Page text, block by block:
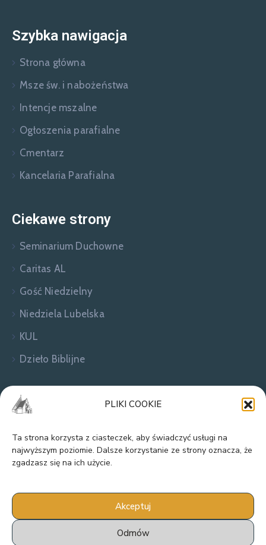
PLIKI COOKIE
Ta strona korzysta z ciasteczek, aby świadczyć usługi na
najwyższym poziomie. Dalsze korzystanie ze strony oznacza, że
zgadzasz się na ich użycie.
Akceptuj
Odmów
Szybka nawigacja
Strona główna
Msze św. i nabożeństwa
Intencje mszalne
Ogłoszenia parafialne
Cmentarz
Kancelaria Parafialna
Ciekawe strony
Seminarium Duchowne
Caritas AL
Gość Niedzielny
Niedziela Lubelska
KUL
Dzieło Biblijne
Zapraszamy do kontaktu!
Parafia Rzymskokatolicka pw. Narodzenia